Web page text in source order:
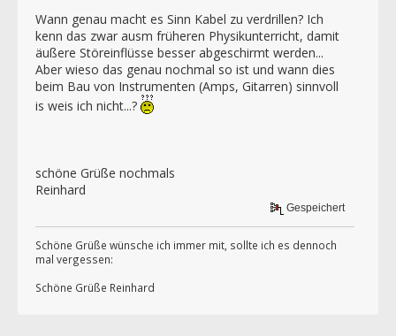
Wann genau macht es Sinn Kabel zu verdrillen? Ich
kenn das zwar ausm früheren Physikunterricht, damit
äußere Störeinflüsse besser abgeschirmt werden...
Aber wieso das genau nochmal so ist und wann dies
beim Bau von Instrumenten (Amps, Gitarren) sinnvoll
is weis ich nicht...?
schöne Grüße nochmals
Reinhard
Gespeichert
Schöne Grüße wünsche ich immer mit, sollte ich es dennoch
mal vergessen:
Schöne Grüße Reinhard